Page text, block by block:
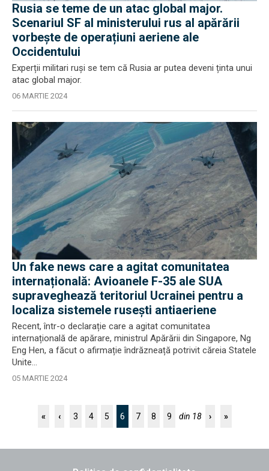
Rusia se teme de un atac global major.
Scenariul SF al ministerului rus al apărării
vorbește de operațiuni aeriene ale
Occidentului
Experții militari ruși se tem că Rusia ar putea deveni ținta unui
atac global major.
06 MARTIE 2024
Un fake news care a agitat comunitatea
internațională: Avioanele F-35 ale SUA
supraveghează teritoriul Ucrainei pentru a
localiza sistemele rusești antiaeriene
Recent, într-o declarație care a agitat comunitatea
internațională de apărare, ministrul Apărării din Singapore, Ng
Eng Hen, a făcut o afirmație îndrăzneață potrivit căreia Statele
Unite...
05 MARTIE 2024
« ‹ 3 4 5 6 7 8 9 din 18 › »